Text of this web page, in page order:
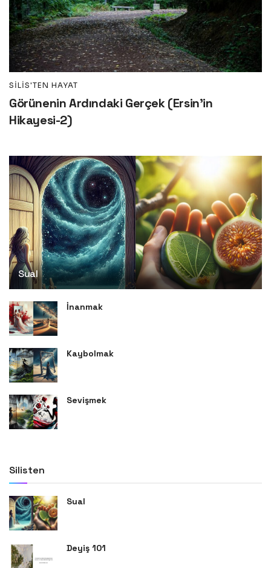
SILIS'TEN HAYAT
Görünenin Ardındaki Gerçek (Ersin’in
Hikayesi-2)
Sual
İnanmak
Kaybolmak
Sevişmek
Silisten
Sual
Deyiş 101